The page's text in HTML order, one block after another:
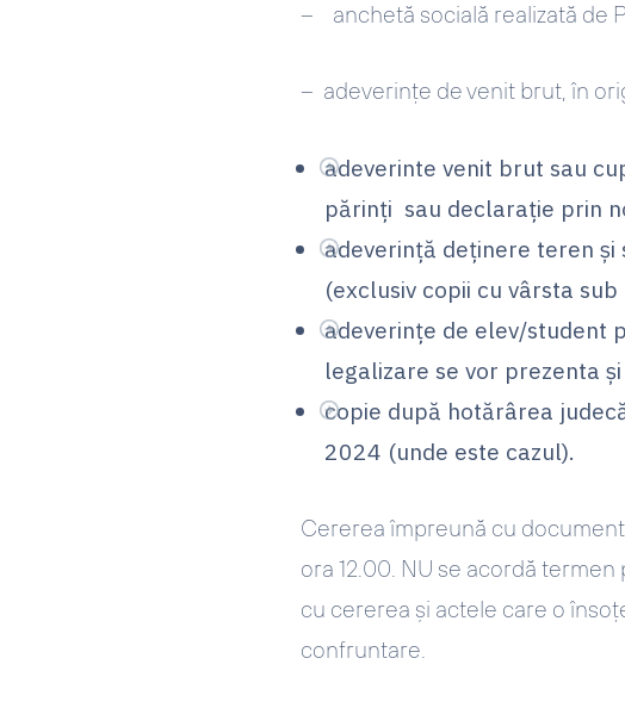
– anchetă socială realizată de
– adeverinţe de venit brut, în
adeverinte venit brut sau
părinţi sau declaraţie prin
adeverinţă deţinere teren
(exclusiv copii cu vârsta sub
adeverinţe de elev/student
legalizare se vor prezenta
copie după hotărârea
2024 (unde este cazul).
Cererea împreună cu
ora 12.00. NU se acordă
cu cererea și actele care o
confruntare.